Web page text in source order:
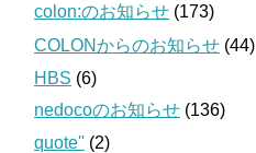
colon:のお知らせ (173)
COLONからのお知らせ (44)
HBS (6)
nedocoのお知らせ (136)
quote'' (2)